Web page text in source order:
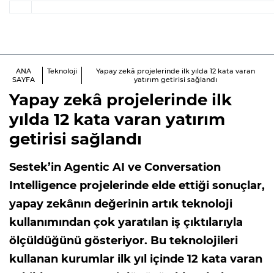
ANA
SAYFA
Teknoloji
Yapay zekâ projelerinde ilk yılda 12 kata varan
yatırım getirisi sağlandı
Yapay zekâ projelerinde ilk
yılda 12 kata varan yatırım
getirisi sağlandı
Sestek’in Agentic AI ve Conversation
Intelligence projelerinde elde ettiği sonuçlar,
yapay zekânın değerinin artık teknoloji
kullanımından çok yaratılan iş çıktılarıyla
ölçüldüğünü gösteriyor. Bu teknolojileri
kullanan kurumlar ilk yıl içinde 12 kata varan